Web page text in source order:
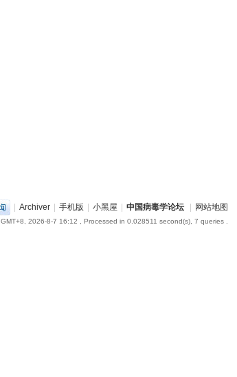
| Archiver | 手机版 | 小黑屋 | 中国病毒学论坛 | 网站地图
GMT+8, 2026-8-7 16:12 , Processed in 0.028511 second(s), 7 queries .